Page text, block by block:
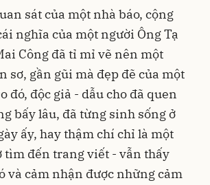
sát của một nhà báo, cộng
nghĩa của một người Ông Tạ
Công đã tỉ mỉ vẽ nên một
sơ, gần gũi mà đẹp đẽ của một
đó, độc giả - dẫu cho đã quen
bấy lâu, đã từng sinh sống ở
ấy, hay thậm chí chỉ là một
tìm đến trang viết - vẫn thấy
và cảm nhận được những cảm